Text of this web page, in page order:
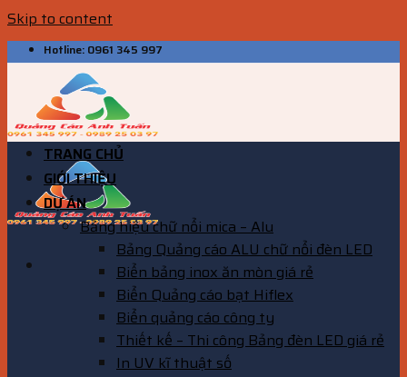
Skip to content
Hotline: 0961 345 997
TRANG CHỦ
GIỚI THIỆU
DỰ ÁN
Bảng hiệu chữ nổi mica – Alu
Bảng Quảng cáo ALU chữ nổi đèn LED
Biển bảng inox ăn mòn giá rẻ
Biển Quảng cáo bạt Hiflex
Biển quảng cáo công ty
Thiết kế – Thi công Bảng đèn LED giá rẻ
In UV kĩ thuật số